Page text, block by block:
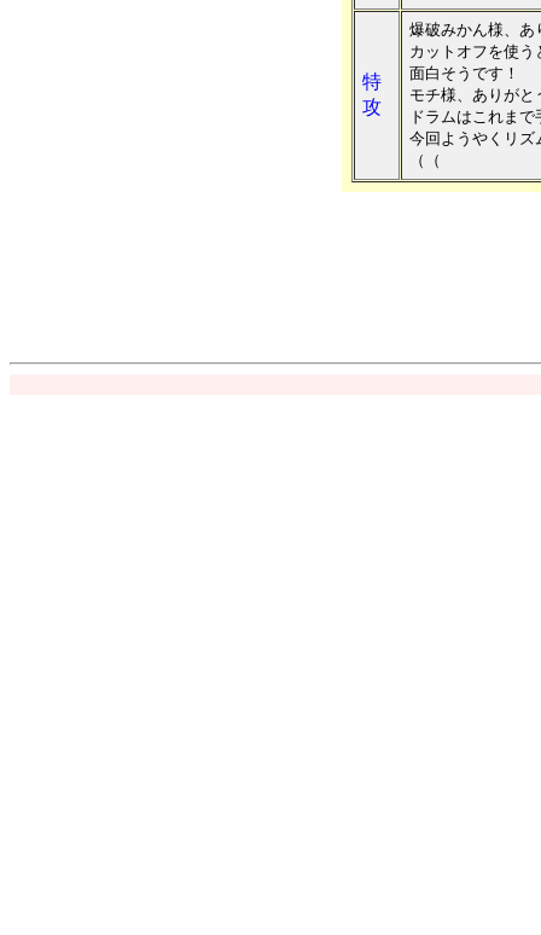
特
攻
爆破みかん様、あ
カットオフを使
面白そうです！
モチ様、ありがと
ドラムはこれま
今回ようやくリズ
（（